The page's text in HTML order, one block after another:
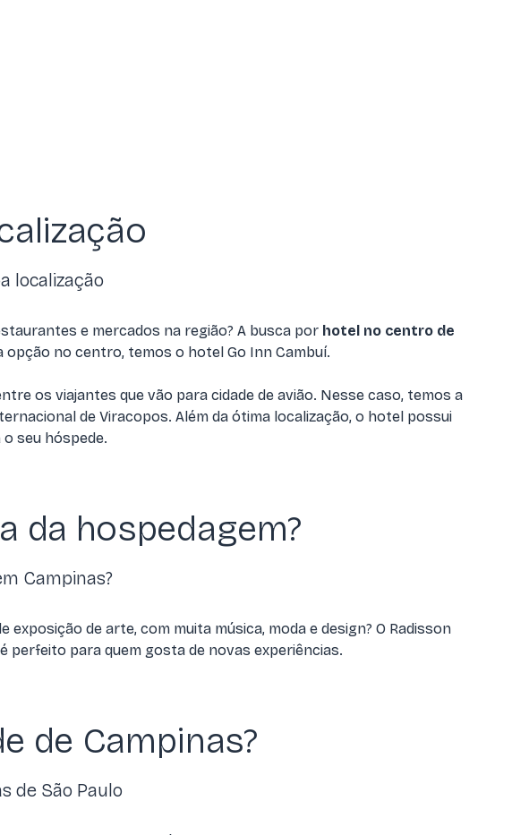
localização
e mercados na região? A busca por hotel no centro de
opção no centro, temos o hotel Go Inn Cambuí.
os viajantes que vão para cidade de avião. Nesse caso, temos a
de Viracopos. Além da ótima localização, o hotel possui
seu hóspede.
da hospedagem?
Campinas?
de arte, com muita música, moda e design? O Radisson
perfeito para quem gosta de novas experiências.
de Campinas?
de São Paulo